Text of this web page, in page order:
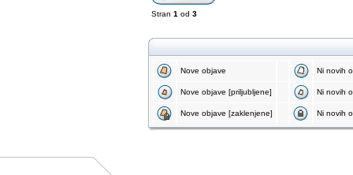
Stran 1 od 3
Nove objave Ni novih
Nove objave [priljubljene] Ni novih
Nove objave [zaklenjene] Ni novih